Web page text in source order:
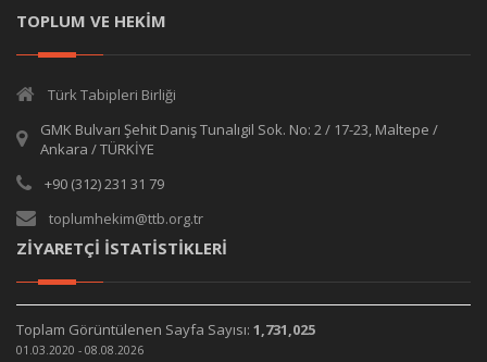
TOPLUM VE HEKİM
Türk Tabipleri Birliği
GMK Bulvarı Şehit Daniş Tunalıgil Sok. No: 2 / 17-23, Maltepe /
Ankara / TÜRKİYE
+90 (312) 231 31 79
toplumhekim@ttb.org.tr
ZİYARETÇİ İSTATİSTİKLERİ
Toplam Görüntülenen Sayfa Sayısı: 1,731,025
01.03.2020 - 08.08.2026